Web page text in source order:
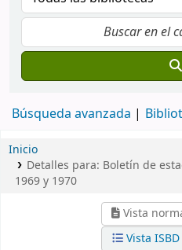
Búsqueda avanzada
Inicio
Detalles para: Boletín de
1969 y 1970
Vista
Vista ISBD